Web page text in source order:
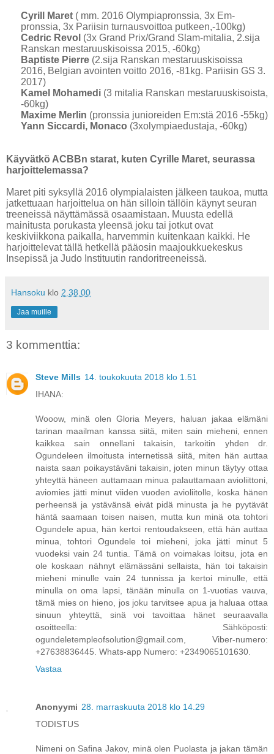
Cyrill Maret ( mm. 2016 Olympiapronssia, 3x Em-
pronssia, 3x Pariisin turnausvoittoa putkeen,-100kg)
Cedric Revol (3x Grand Prix/Grand Slam-mitalia, 2.sija
Ranskan mestaruuskisoissa 2015, -60kg)
Baptiste Pierre (2.sija Ranskan mestaruuskisoissa
2016, Belgian avointen voitto 2016, -81kg. Pariisin GS 3.
2017)
Kamel Mohamedi (3 mitalia Ranskan mestaruuskisoista,
-60kg)
Maxime Merlin (pronssia junioreiden Em:stä 2016 -55kg)
Yann Siccardi, Monaco (3xolympiaedustaja, -60kg)
Käyvätkö ACBBn starat, kuten Cyrille Maret, seurassa
harjoittelemassa?
Maret piti syksyllä 2016 olympialaisten jälkeen taukoa, mutta
jatkettuaan harjoittelua on hän silloin tällöin käynyt seuran
treeneissä näyttämässä osaamistaan. Muusta edellä
mainitusta porukasta yleensä joku tai jotkut ovat
keskiviikkona paikalla, harvemmin kuitenkaan kaikki. He
harjoittelevat tällä hetkellä pääosin maajoukkuekeskus
Insepissä ja Judo Instituutin randoritreeneissä.
Hansoku klo 2.38.00
Jaa muille
3 kommenttia:
Steve Mills 14. toukokuuta 2018 klo 1.51
IHANA:
Wooow, minä olen Gloria Meyers, haluan jakaa elämäni
tarinan maailman kanssa siitä, miten sain mieheni, ennen
kaikkea sain onnellani takaisin, tarkoitin yhden dr.
Ogundeleen ilmoitusta internetissä siitä, miten hän auttaa
naista saan poikaystäväni takaisin, joten minun täytyy ottaa
yhteyttä häneen auttamaan minua palauttamaan avioliittoni,
aviomies jätti minut viiden vuoden avioliitolle, koska hänen
perheensä ja ystävänsä eivät pidä minusta ja he pyytävät
häntä saamaan toisen naisen, mutta kun minä ota tohtori
Ogundele apua, hän kertoi rentoudakseen, että hän auttaa
minua, tohtori Ogundele toi mieheni, joka jätti minut 5
vuodeksi vain 24 tuntia. Tämä on voimakas loitsu, jota en
ole koskaan nähnyt elämässäni sellaista, hän toi takaisin
mieheni minulle vain 24 tunnissa ja kertoi minulle, että
minulla on oma lapsi, tänään minulla on 1-vuotias vauva,
tämä mies on hieno, jos joku tarvitsee apua ja haluaa ottaa
sinuun yhteyttä, sinä voi tavoittaa hänet seuraavalla
osoitteella: Sähköposti:
ogundeletempleofsolution@gmail.com, Viber-numero:
+27638836445. Whats-app Numero: +2349065101630.
Vastaa
Anonyymi 28. marraskuuta 2018 klo 14.29
TODISTUS
Nimeni on Safina Jakov, minä olen Puolasta ja jakan tämän